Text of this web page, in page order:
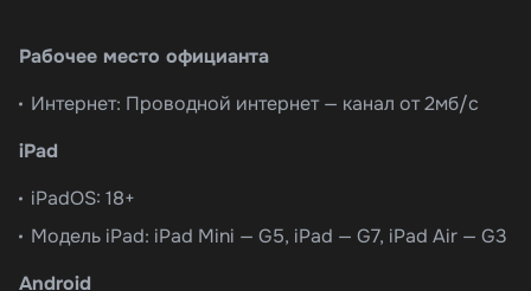
Рабочее место официанта
Интернет: Проводной интернет — канал от 2мб/с
iPad
iPadOS: 18+
Модель iPad: iPad Mini — G5, iPad — G7, iPad Air — G3
Android